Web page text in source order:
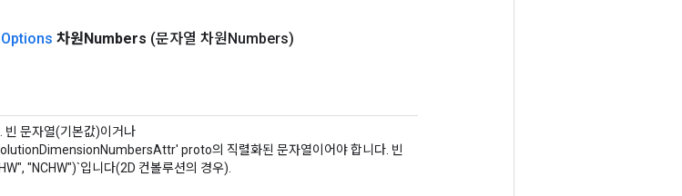
Options 차원Numbers (문자열 차원Numbers)
빈 문자열(기본값)이거나
proto의 직렬화된 문자열이어야 합니다. 빈
"NCHW")`입니다(2D 컨볼루션의 경우).